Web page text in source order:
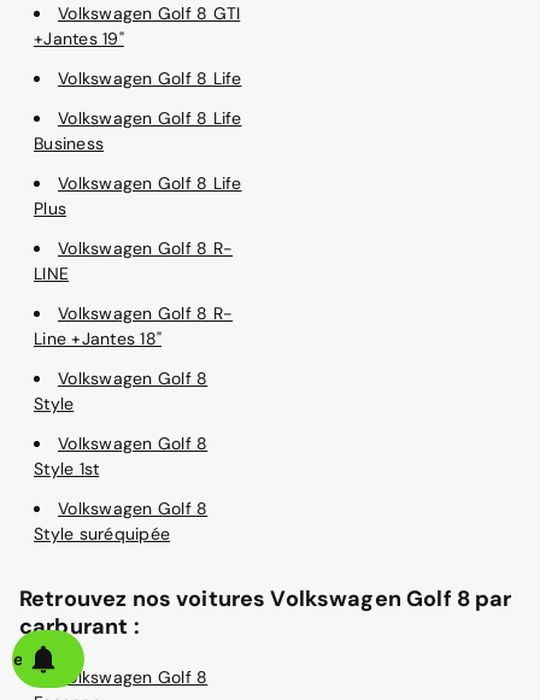
Volkswagen Golf 8 GTI
+Jantes 19"
Volkswagen Golf 8 Life
Volkswagen Golf 8 Life
Business
Volkswagen Golf 8 Life
Plus
Volkswagen Golf 8 R-
LINE
Volkswagen Golf 8 R-
Line +Jantes 18"
Volkswagen Golf 8
Style
Volkswagen Golf 8
Style 1st
Volkswagen Golf 8
Style suréquipée
Retrouvez nos voitures Volkswagen Golf 8 par
carburant :
Volkswagen Golf 8